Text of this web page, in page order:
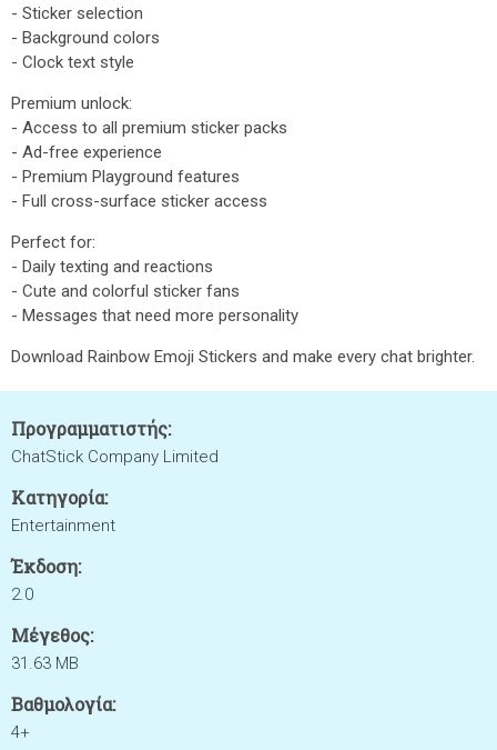
- Sticker selection
- Background colors
- Clock text style
Premium unlock:
- Access to all premium sticker packs
- Ad-free experience
- Premium Playground features
- Full cross-surface sticker access
Perfect for:
- Daily texting and reactions
- Cute and colorful sticker fans
- Messages that need more personality
Download Rainbow Emoji Stickers and make every chat brighter.
Προγραμματιστής:
ChatStick Company Limited
Κατηγορία:
Entertainment
Έκδοση:
2.0
Μέγεθος:
31.63 MB
Βαθμολογία:
4+